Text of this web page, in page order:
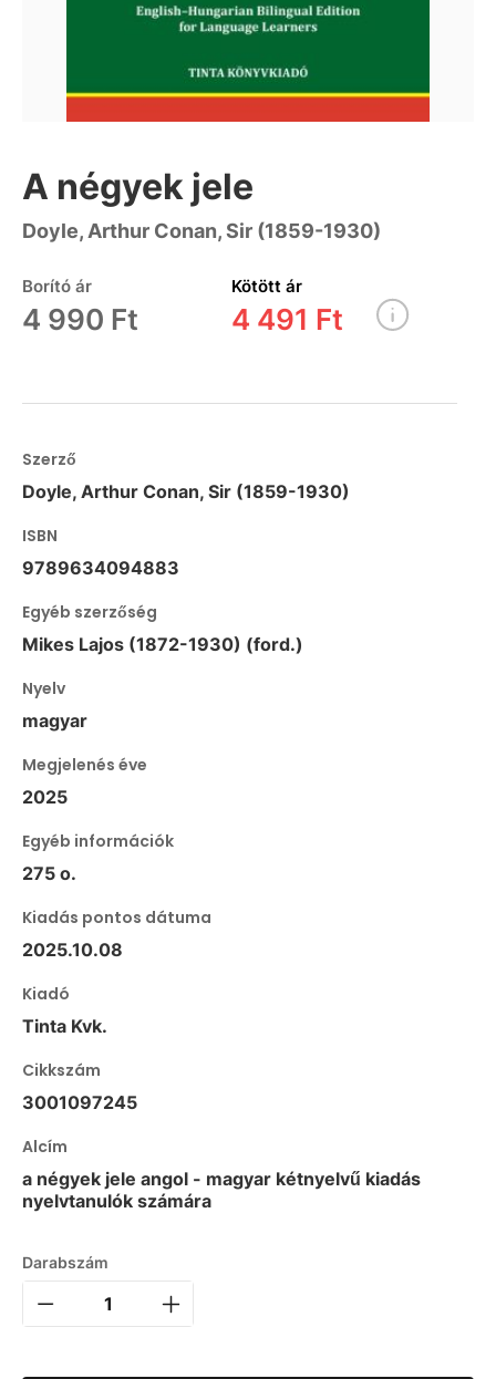
A négyek jele
Doyle, Arthur Conan, Sir (1859-1930)
Borító ár
4 990 Ft
Kötött ár
4 491 Ft
Szerző
Doyle, Arthur Conan, Sir (1859-1930)
ISBN
9789634094883
Egyéb szerzőség
Mikes Lajos (1872-1930) (ford.)
Nyelv
magyar
Megjelenés éve
2025
Egyéb információk
275 o.
Kiadás pontos dátuma
2025.10.08
Kiadó
Tinta Kvk.
Cikkszám
3001097245
Alcím
a négyek jele angol - magyar kétnyelvű kiadás
nyelvtanulók számára
Darabszám